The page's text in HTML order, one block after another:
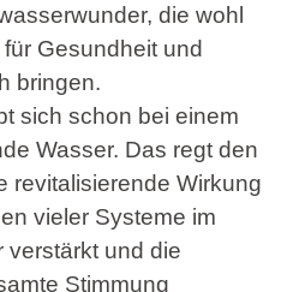
die wohl
Gesundheit und
bringen.
sich schon bei einem
Wasser. Das regt den
revitalisierende Wirkung
vieler Systeme im
verstärkt und die
Stimmung